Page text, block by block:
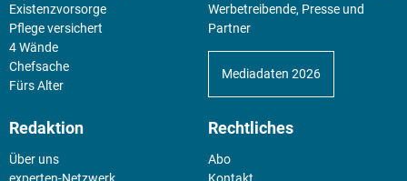
Existenz­vorsorge
Pflege versichert
4 Wände
Chefsache
Fürs Alter
Werbetreibende, Presse und
Partner
Mediadaten 2026
Redaktion
Über uns
Rechtliches
Abo